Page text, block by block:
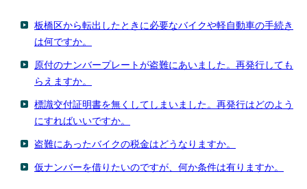
板橋区から転出したときに必要なバイクや軽自動車の手続き
は何ですか。
原付のナンバープレートが盗難にあいました。再発行しても
らえますか。
標識交付証明書を無くしてしまいました。再発行はどのよう
にすればいいですか。
盗難にあったバイクの税金はどうなりますか。
仮ナンバーを借りたいのですが、何か条件は有りますか。